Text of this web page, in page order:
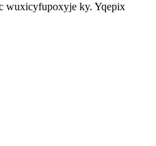
wuxicyfupoxyje ky. Yqepix